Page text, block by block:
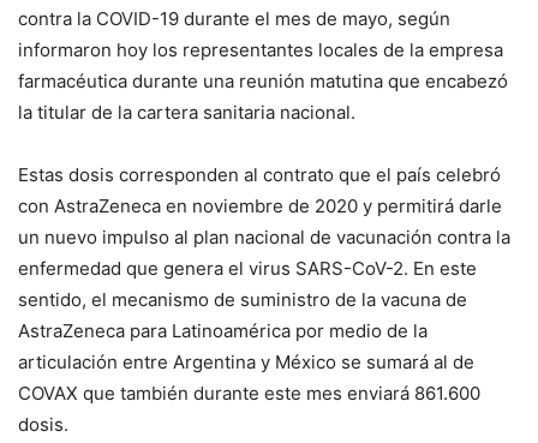
contra la COVID-19 durante el mes de mayo, según
informaron hoy los representantes locales de la empresa
farmacéutica durante una reunión matutina que encabezó
la titular de la cartera sanitaria nacional.
Estas dosis corresponden al contrato que el país celebró
con AstraZeneca en noviembre de 2020 y permitirá darle
un nuevo impulso al plan nacional de vacunación contra la
enfermedad que genera el virus SARS-CoV-2. En este
sentido, el mecanismo de suministro de la vacuna de
AstraZeneca para Latinoamérica por medio de la
articulación entre Argentina y México se sumará al de
COVAX que también durante este mes enviará 861.600
dosis.